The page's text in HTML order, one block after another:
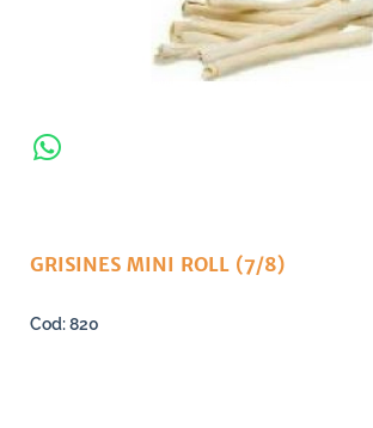
GRISINES MINI ROLL (7/8)
820